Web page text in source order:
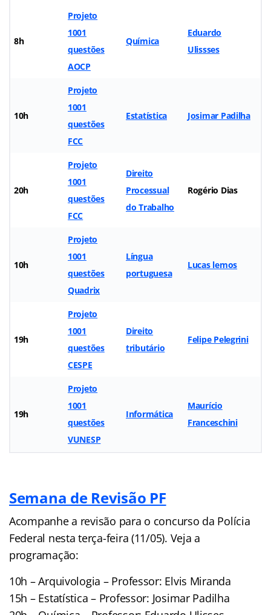
8h
Projeto
1001
questões
AOCP
Química
Eduardo
Ulissses
10h
Projeto
1001
questões
FCC
Estatística Josimar Padilha
20h
Projeto
1001
questões
FCC
Direito
Processual
do Trabalho
Rogério Dias
10h
Projeto
1001
questões
Quadrix
Língua
portuguesa
Lucas lemos
19h
Projeto
1001
questões
CESPE
Direito
tributário
Felipe Pelegrini
19h
Projeto
1001
questões
VUNESP
Informática
Maurício
Franceschini
Semana de Revisão PF
Acompanhe a revisão para o concurso da Polícia
Federal nesta terça-feira (11/05). Veja a
programação:
10h – Arquivologia – Professor: Elvis Miranda
15h – Estatística – Professor: Josimar Padilha